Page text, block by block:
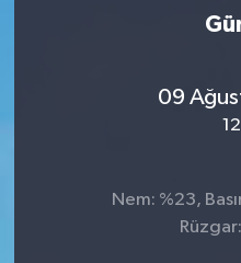
09
Nem: %23,